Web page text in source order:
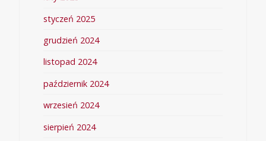
styczeń 2025
grudzień 2024
listopad 2024
październik 2024
wrzesień 2024
sierpień 2024